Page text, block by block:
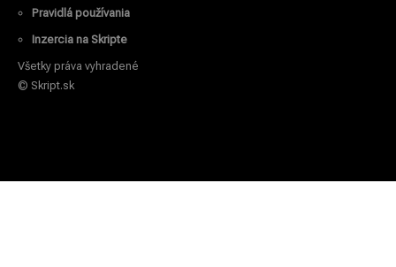
Pravidlá používania
Inzercia na Skripte
Všetky práva vyhradené
© Skript.sk